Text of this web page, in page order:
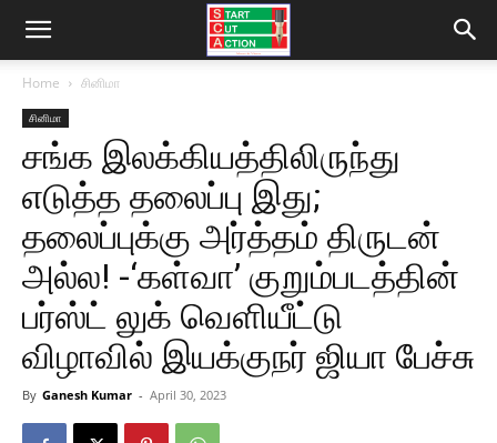
Home சினிமா
சினிமா
சங்க இலக்கியத்திலிருந்து
எடுத்த தலைப்பு இது;
தலைப்புக்கு அர்த்தம் திருடன்
அல்ல! -‘கள்வா’ குறும்படத்தின்
பர்ஸ்ட் லுக் வெளியீட்டு
விழாவில் இயக்குநர் ஜியா பேச்சு
By Ganesh Kumar - April 30, 2023